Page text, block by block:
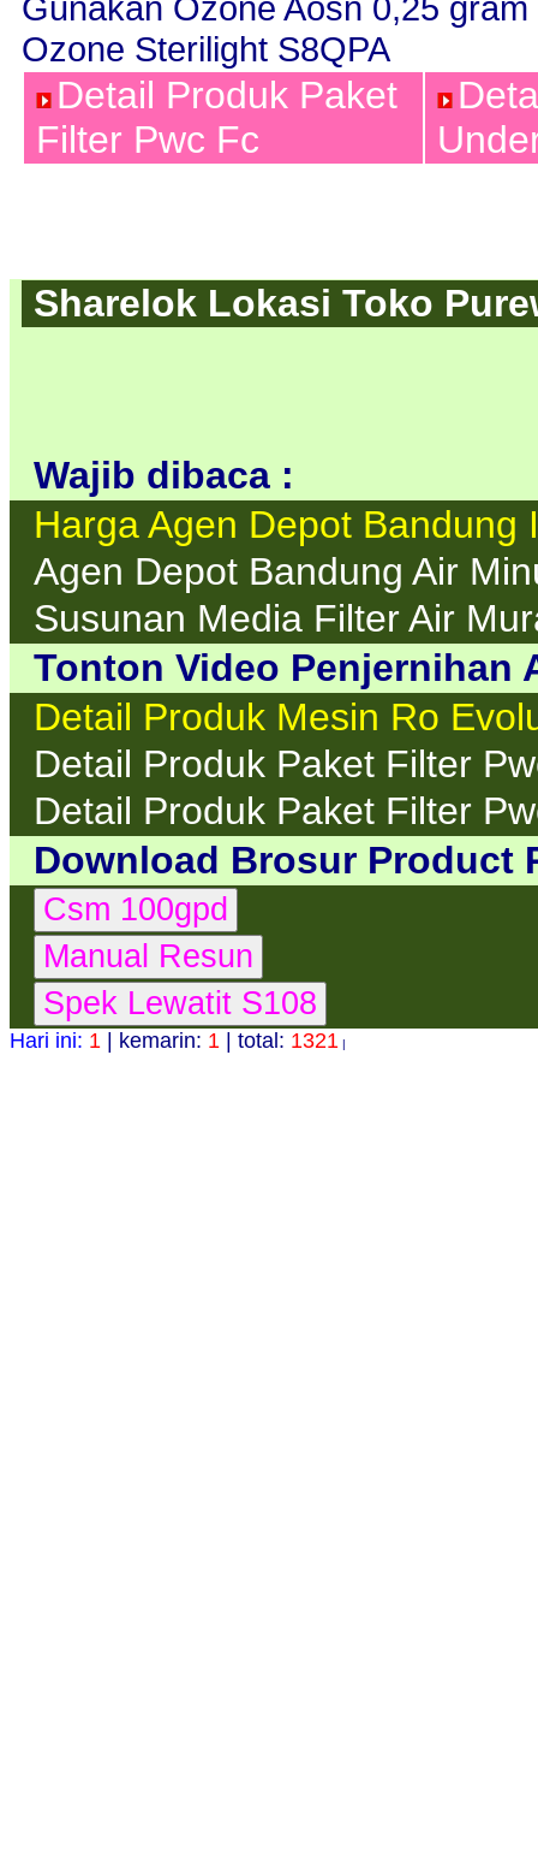
Gunakan Ozone Aosn 0,25
Ozone Sterilight S8QPA
Detail Produk Paket
Filter Pwc Fc
Sharelok Lokasi Toko
Wajib dibaca :
Harga Agen Depot Bandung
Agen Depot Bandung Air
Susunan Media Filter Air
Tonton Video Penjernihan
Detail Produk Mesin Ro
Detail Produk Paket Filter
Detail Produk Paket Filter
Download Brosur Product
Hari ini: 1 | kemarin: 1 | total: 1321 |